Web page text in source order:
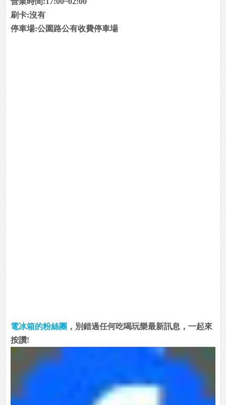
刷卡:沒有
停車場:公園路公有收費停車場
電冰箱的粉絲團 ，別錯過任何吃喝玩樂最新訊息，一起來
按讚!